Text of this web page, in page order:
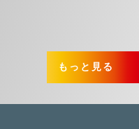
もっと見る